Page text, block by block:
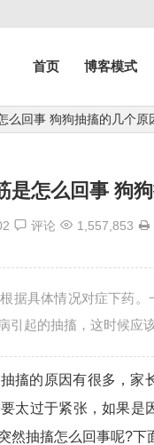
首页 博客模式
么回事 狗狗抽搐的几个原
是怎么回事 狗
评论 1,557,853
据具体情况对症下药
引起的抽搐，这时候应
抽搐的原因有很多，家
太过于紧张，如果是
然抽搐怎么回事呢?下